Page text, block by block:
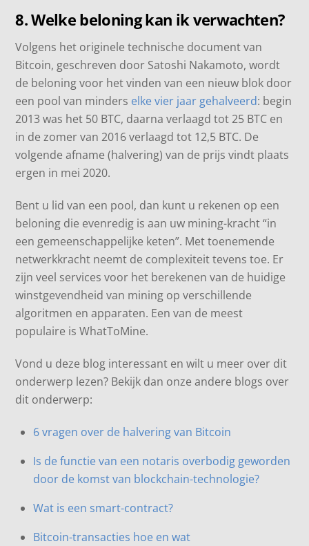
8. Welke beloning kan ik verwachten?
Volgens het originele technische document van
Bitcoin, geschreven door Satoshi Nakamoto, wordt
de beloning voor het vinden van een nieuw blok door
een pool van minders elke vier jaar gehalveerd: begin
2013 was het 50 BTC, daarna verlaagd tot 25 BTC en
in de zomer van 2016 verlaagd tot 12,5 BTC. De
volgende afname (halvering) van de prijs vindt plaats
ergen in mei 2020.
Bent u lid van een pool, dan kunt u rekenen op een
beloning die evenredig is aan uw mining-kracht “in
een gemeenschappelijke keten”. Met toenemende
netwerkkracht neemt de complexiteit tevens toe. Er
zijn veel services voor het berekenen van de huidige
winstgevendheid van mining op verschillende
algoritmen en apparaten. Een van de meest
populaire is WhatToMine.
Vond u deze blog interessant en wilt u meer over dit
onderwerp lezen? Bekijk dan onze andere blogs over
dit onderwerp:
6 vragen over de halvering van Bitcoin
Is de functie van een notaris overbodig geworden
door de komst van blockchain-technologie?
Wat is een smart-contract?
Bitcoin-transacties hoe en wat